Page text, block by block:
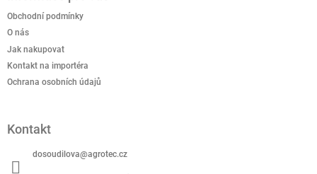
Obchodní podmínky
O nás
Jak nakupovat
Kontakt na importéra
Ochrana osobních údajů
Kontakt
dosoudilova@agrotec.cz